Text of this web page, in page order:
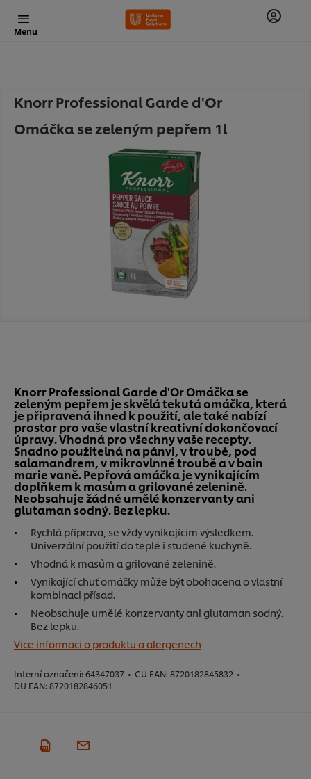
Menu
Knorr Professional Garde d'Or
Omáčka se zeleným pepřem 1l
Knorr Professional Garde d'Or Omáčka se
zeleným pepřem je skvělá tekutá omáčka, která
je připravená ihned k použití, ale také nabízí
prostor pro vaše vlastní kreativní dokončovací
úpravy. Vhodná pro všechny vaše recepty.
Snadno použitelná na pánvi, v troubě, pod
salamandrem, v mikrovlnné troubě a v bain
marie vaně. Pepřová omáčka je vynikajícím
doplňkem k masům a grilované zelenině.
Neobsahuje žádné umělé konzervanty ani
glutaman sodný. Bez lepku.
Rychlá příprava, se vždy vynikajícím výsledkem.
Univerzální použití do teplé i studené kuchyně.
Vhodná k masům a grilované zelenině.
Vynikající chuť omáčky může být obohacena o vlastní
kombinaci přísad.
Neobsahuje umělé konzervanty ani glutaman sodný.
Bez lepku.
Více informací o produktu a alergenech
Interní označení: 64347037 • CU EAN: 8720182845832 •
DU EAN: 8720182846051